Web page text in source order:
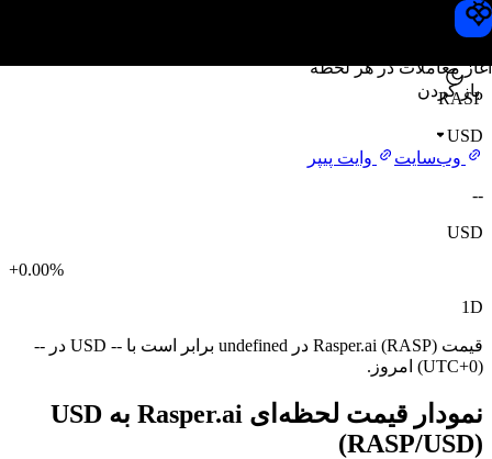
آغاز معاملات در هر لحظه
باز کردن
قیمت Rasper.ai
RASP
USD
وب‌سایت
وایت پیپر
--
USD
+0.00%
1D
قیمت Rasper.ai (RASP) در undefined برابر است با -- USD در --
(UTC+0) امروز.
نمودار قیمت لحظه‌ای Rasper.ai به USD
(RASP/USD)